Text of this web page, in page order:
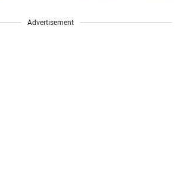
Advertisement